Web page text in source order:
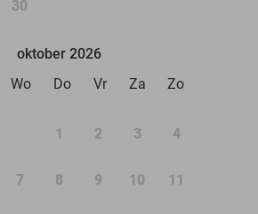
30
oktober 2026
Wo Do Vr Za Zo
1 2 3 4
7 8 9 10 11